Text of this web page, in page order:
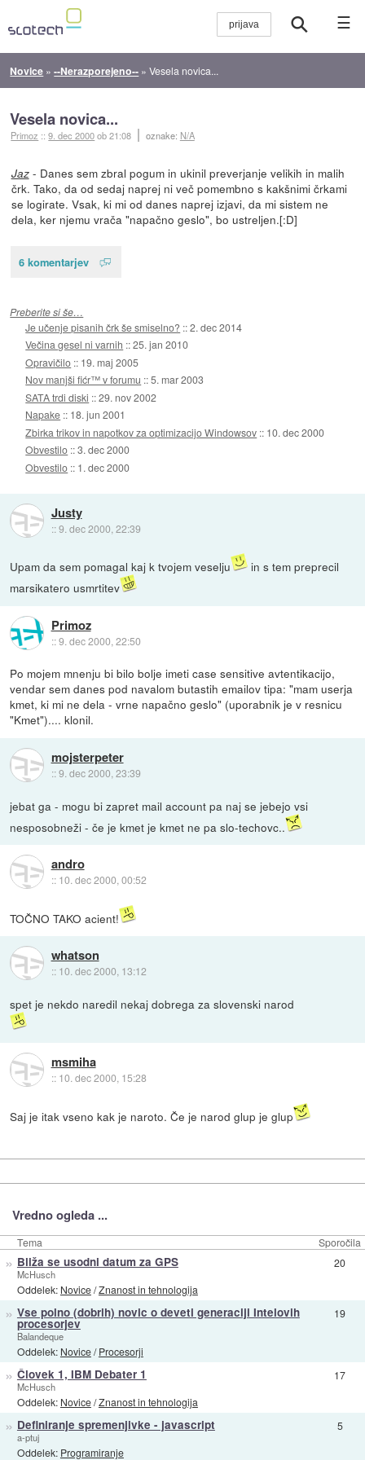
☰
Novice »--Nerazporejeno-- »Vesela novica...
Vesela novica...
Primoz ::9. dec 2000ob 21:08 oznake: N/A
Jaz- Danes sem zbral pogum in ukinil preverjanje velikih in malih
črk. Tako, da od sedaj naprej ni več pomembno s kakšnimi črkami
se logirate. Vsak, ki mi od danes naprej izjavi, da mi sistem ne
dela, ker njemu vrača "napačno geslo", bo ustreljen.[:D]
6 komentarjev
Preberite si še…
Je učenje pisanih črk še smiselno? ::2. dec 2014
Večina gesel ni varnih ::25. jan 2010
Opravičilo :: 19. maj 2005
Nov manjši fićr™ v forumu ::5. mar 2003
SATA trdi diski ::29. nov 2002
Napake :: 18. jun 2001
Zbirka trikov in napotkov za optimizacijo Windowsov :: 10. dec 2000
Obvestilo ::3. dec 2000
Obvestilo :: 1. dec 2000
Justy
::9. dec 2000, 22:39
Upam da sem pomagal kaj k tvojem veselju
in s tem preprecil
marsikatero usmrtitev
Primoz
::9. dec 2000, 22:50
Po mojem mnenju bi bilo bolje imeti case sensitive avtentikacijo,
vendar sem danes pod navalom butastih emailov tipa: "mam userja
kmet, ki mi ne dela - vrne napačno geslo" (uporabnik je v resnicu
"Kmet").... klonil.
mojsterpeter
::9. dec 2000, 23:39
jebat ga - mogu bi zapret mail account pa naj se jebejo vsi
nesposobneži - če je kmet je kmet ne pa slo-techovc..
andro
:: 10. dec 2000, 00:52
TOČNO TAKO acient!
whatson
:: 10. dec 2000, 13:12
spet je nekdo naredil nekaj dobrega za slovenski narod
msmiha
:: 10. dec 2000, 15:28
Saj je itak vseno kak je naroto. Če je narod glup je glup
Vredno ogleda ...
Tema Sporočila
» Bliža se usodni datum za GPS
McHusch
Oddelek: Novice/Znanost in tehnologija
20
» Vse polno (dobrih) novic o deveti generaciji Intelovih
procesorjev
Balandeque
Oddelek: Novice/Procesorji
19
» Človek 1, IBM Debater 1
McHusch
Oddelek: Novice/Znanost in tehnologija
17
» Definiranje spremenjivke - javascript
a-ptuj
Oddelek: Programiranje
5